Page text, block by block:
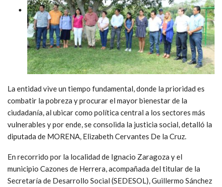
La entidad vive un tiempo fundamental, donde la prioridad es
combatir la pobreza y procurar el mayor bienestar de la
ciudadanía, al ubicar como política central a los sectores más
vulnerables y por ende, se consolida la justicia social, detalló la
diputada de MORENA, Elizabeth Cervantes De la Cruz.
En recorrido por la localidad de Ignacio Zaragoza y el
municipio Cazones de Herrera, acompañada del titular de la
Secretaría de Desarrollo Social (SEDESOL), Guillermo Sánchez